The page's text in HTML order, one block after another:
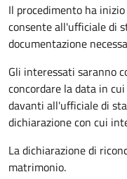
Il procedimento ha
consente all'ufficiale di
documentazione
Gli interessati saranno
concordare la data in
davanti all'ufficiale di
dichiarazione con cui
La dichiarazione di
matrimonio.